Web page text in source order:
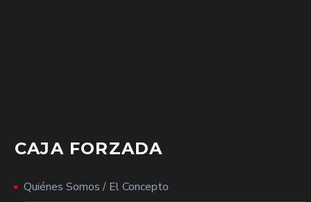
CAJA FORZADA
Quiénes Somos / El Concepto